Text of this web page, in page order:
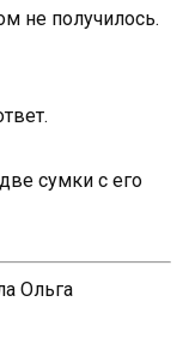
не получилось.
сумки с его
Ольга